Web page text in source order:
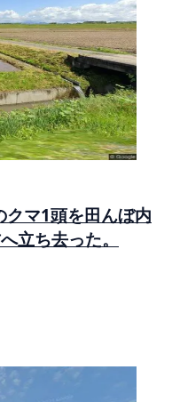
マ1頭を田んぼ内
立ち去った。